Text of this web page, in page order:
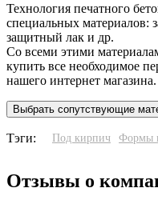
Технология печатного
специальных материалов:
защитный лак и др.
Со всеми этими
купить все необходимое
нашего интернет магазина.
Выбрать сопутствующие
Тэги: Под кирпич Формы
Отзывы о